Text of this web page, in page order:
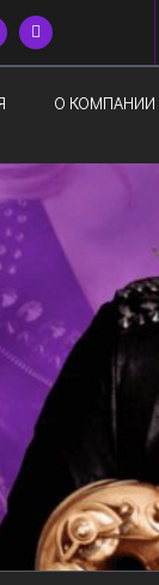
О КОМПАНИИ